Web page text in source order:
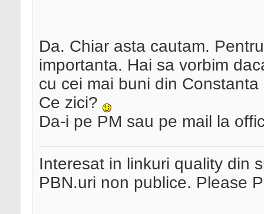
Da. Chiar asta cautam.
importanta. Hai sa vorbim
cu cei mai buni din
Ce zici?
Da-i pe PM sau pe mail la
Interesat in linkuri quality din
PBN.uri non publice. Please